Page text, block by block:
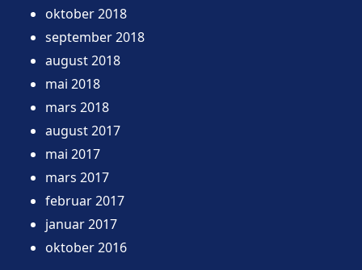
oktober 2018
september 2018
august 2018
mai 2018
mars 2018
august 2017
mai 2017
mars 2017
februar 2017
januar 2017
oktober 2016